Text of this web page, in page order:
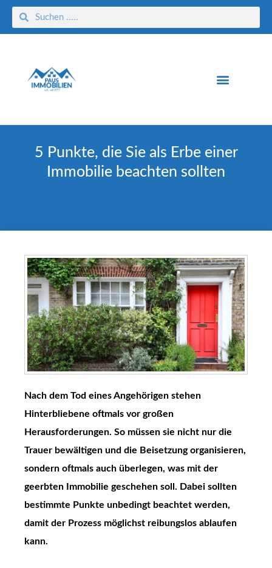
5 Punkte, die Sie als Erbe einer
Immobilie beachten sollten
Nach dem Tod eines Angehörigen stehen
Hinterbliebene oftmals vor großen
Herausforderungen. So müssen sie nicht nur die
Trauer bewältigen und die Beisetzung organisieren,
sondern oftmals auch überlegen, was mit der
geerbten Immobilie geschehen soll. Dabei sollten
bestimmte Punkte unbedingt beachtet werden,
damit der Prozess möglichst reibungslos ablaufen
kann.